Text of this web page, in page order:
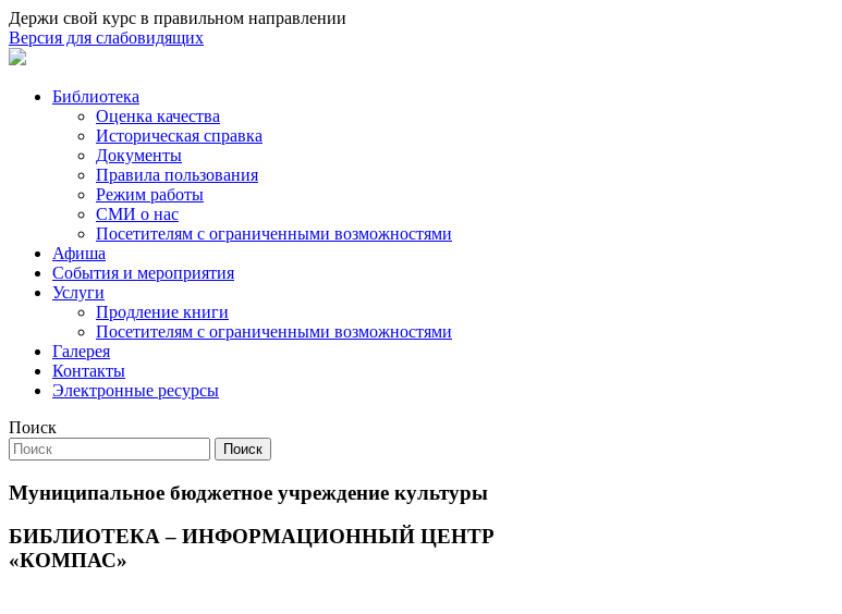
Держи свой курс в правильном направлении
Версия для слабовидящих
Библиотека
Оценка качества
Историческая справка
Документы
Правила пользования
Режим работы
СМИ о нас
Посетителям с ограниченными возможностями
Афиша
События и мероприятия
Услуги
Продление книги
Посетителям с ограниченными возможностями
Галерея
Контакты
Электронные ресурсы
Поиск
Поиск
Муниципальное бюджетное учреждение культуры
БИБЛИОТЕКА – ИНФОРМАЦИОННЫЙ ЦЕНТР
«КОМПАС»